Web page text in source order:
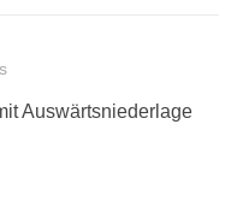
Auswärtsniederlage